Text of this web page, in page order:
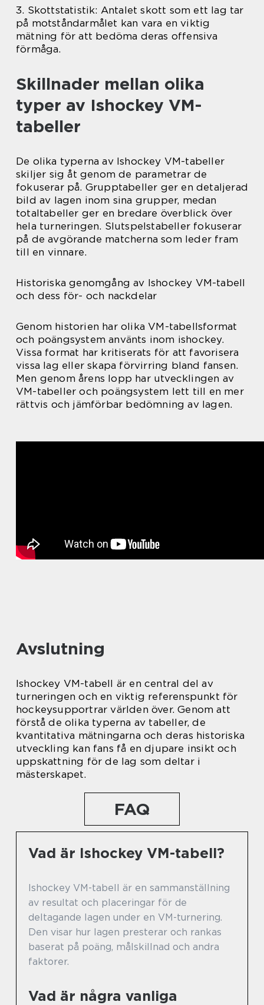
3. Skottstatistik: Antalet skott som ett lag tar
på motståndarmålet kan vara en viktig
mätning för att bedöma deras offensiva
förmåga.
Skillnader mellan olika
typer av Ishockey VM-
tabeller
De olika typerna av Ishockey VM-tabeller
skiljer sig åt genom de parametrar de
fokuserar på. Grupptabeller ger en detaljerad
bild av lagen inom sina grupper, medan
totaltabeller ger en bredare överblick över
hela turneringen. Slutspelstabeller fokuserar
på de avgörande matcherna som leder fram
till en vinnare.
Historiska genomgång av Ishockey VM-tabell
och dess för- och nackdelar
Genom historien har olika VM-tabellsformat
och poängsystem använts inom ishockey.
Vissa format har kritiserats för att favorisera
vissa lag eller skapa förvirring bland fansen.
Men genom årens lopp har utvecklingen av
VM-tabeller och poängsystem lett till en mer
rättvis och jämförbar bedömning av lagen.
Avslutning
Ishockey VM-tabell är en central del av
turneringen och en viktig referenspunkt för
hockeysupportrar världen över. Genom att
förstå de olika typerna av tabeller, de
kvantitativa mätningarna och deras historiska
utveckling kan fans få en djupare insikt och
uppskattning för de lag som deltar i
mästerskapet.
FAQ
Vad är Ishockey VM-tabell?
Ishockey VM-tabell är en sammanställning
av resultat och placeringar för de
deltagande lagen under en VM-turnering.
Den visar hur lagen presterar och rankas
baserat på poäng, målskillnad och andra
faktorer.
Vad är några vanliga